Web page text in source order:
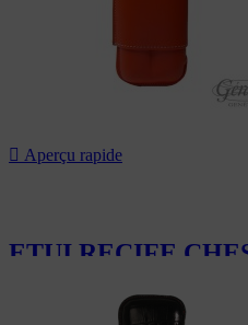
 Aperçu rapide
ETUI RECIFE